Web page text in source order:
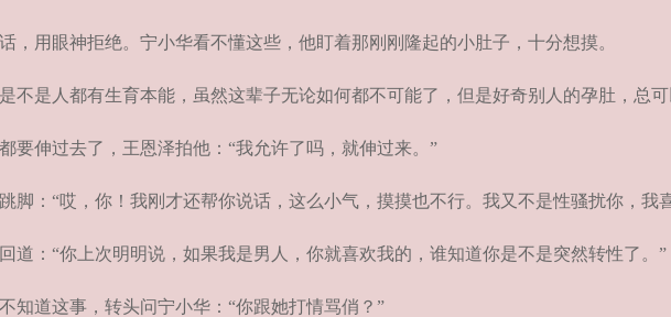
，用眼神拒绝。宁小华看不懂这些，他盯着那刚刚隆起的小肚子，十分想摸。
不是人都有生育本能，虽然这辈子无论如何都不可能了，但是好奇别人的孕肚，总
要伸过去了，王恩泽拍他：“我允许了吗，就伸过来。”
脚：“哎，你！我刚才还帮你说话，这么小气，摸摸也不行。我又不是性骚扰你，我
道：“你上次明明说，如果我是男人，你就喜欢我的，谁知道你是不是突然转性了。”
知道这事，转头问宁小华：“你跟她打情骂俏？”